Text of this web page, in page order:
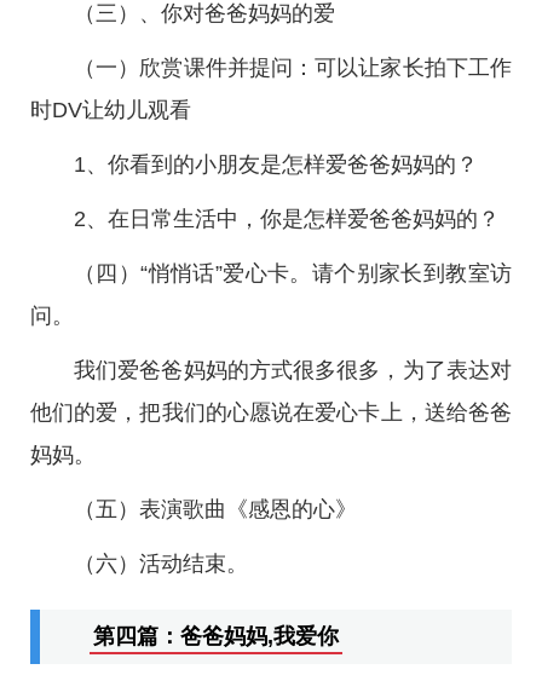
（三）、你对爸爸妈妈的爱
（一）欣赏课件并提问：可以让家长拍下工作
时DV让幼儿观看
1、你看到的小朋友是怎样爱爸爸妈妈的？
2、在日常生活中，你是怎样爱爸爸妈妈的？
（四）“悄悄话”爱心卡。请个别家长到教室访
问。
我们爱爸爸妈妈的方式很多很多，为了表达对
他们的爱，把我们的心愿说在爱心卡上，送给爸爸
妈妈。
（五）表演歌曲《感恩的心》
（六）活动结束。
第四篇：爸爸妈妈,我爱你